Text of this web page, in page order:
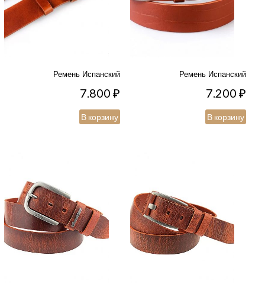
Ремень Испанский
7.800₽
В корзину
Ремень Испанский
7.200₽
В корзину